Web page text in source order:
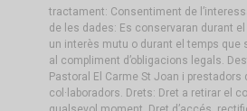
tractament: Consentiment de
de les dades: Es conservaran durant
un interès mutu o durant el temps que
al compliment d’obligacions legals.
Pastoral El Carme St Joan i prestadors
col·laboradors. Drets: Dret a retirar el